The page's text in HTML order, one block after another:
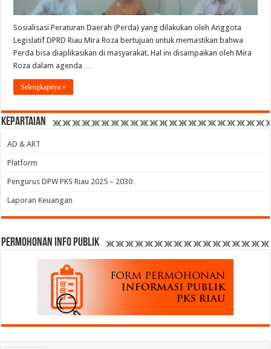
Sosialisasi Peraturan Daerah (Perda) yang dilakukan oleh Anggota
Legislatif DPRD Riau Mira Roza bertujuan untuk memastikan bahwa
Perda bisa diaplikasikan di masyarakat. Hal ini disampaikan oleh Mira
Roza dalam agenda …
Selengkapnya »
Kepartaian
AD & ART
Platform
Pengurus DPW PKS Riau 2025 – 2030
Laporan Keuangan
permohonan Info Publik